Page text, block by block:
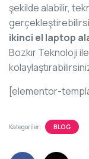
şekilde alabilir,
ikinci el laptop
Bozkır Teknoloji
[elementor-
Kategoriler: BLOG